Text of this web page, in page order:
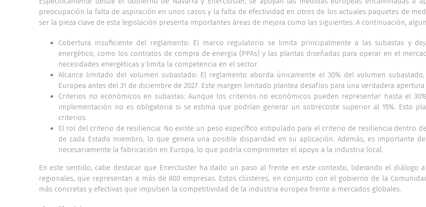
preocupación la falta de aspiración en unos casos y la falta de efectividad en otros de los actuales paquetes de
ser la pieza clave de esta legislación presenta importantes áreas de mejora como las siguientes. A continuación,
Cobertura insuficiente del reglamento: El marco regulatorio se limita principalmente a las subastas y
energético, como los contratos de compra de energía (PPAs) y las plantas diseñadas para operar en el
necesidades energéticas y limita la competencia en el sector.
Alcance limitado del volumen subastado: El reglamento aborda únicamente el 30% del volumen
Europea antes del 31 de diciembre de 2027. Este margen limitado plantea desafíos para una verdadera
Criterios no económicos en subastas: Aunque los criterios no económicos pueden representar hasta el
implementación no es obligatoria si se estima que podrían generar un sobrecoste superior al 15%. Esto
criterios.
El rol del criterio de resiliencia: No existe un peso específico estipulado para el criterio de resiliencia dentro
de cada Estado miembro, lo que genera una posible disparidad en su aplicación. Además, es importante
necesariamente la fabricación en Europa, lo que podría comprometer el apoyo a la industria local.
En este sentido, cabe destacar que Enercluster ha dado un paso al frente en este contexto, liderando el diálogo
regionales, que representan a más de 800 empresas. Estos clústeres, en conjunto con el gobierno de la
más concretas y efectivas que impulsen la competitividad de la industria europea frente a mercados globales.